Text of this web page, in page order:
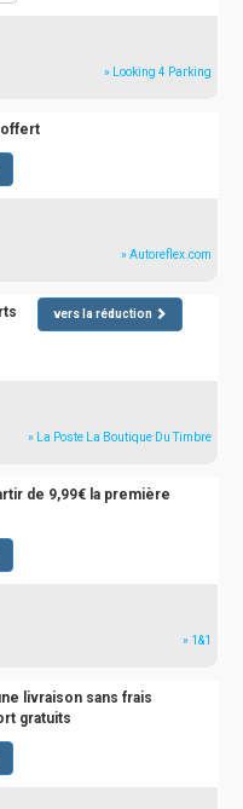
» Looking 4 Parking
offert
» Autoreflex.com
vers la réduction
» La Poste La Boutique Du Timbre
de 9,99€ la première
» 1&1
livraison sans frais
gratuits